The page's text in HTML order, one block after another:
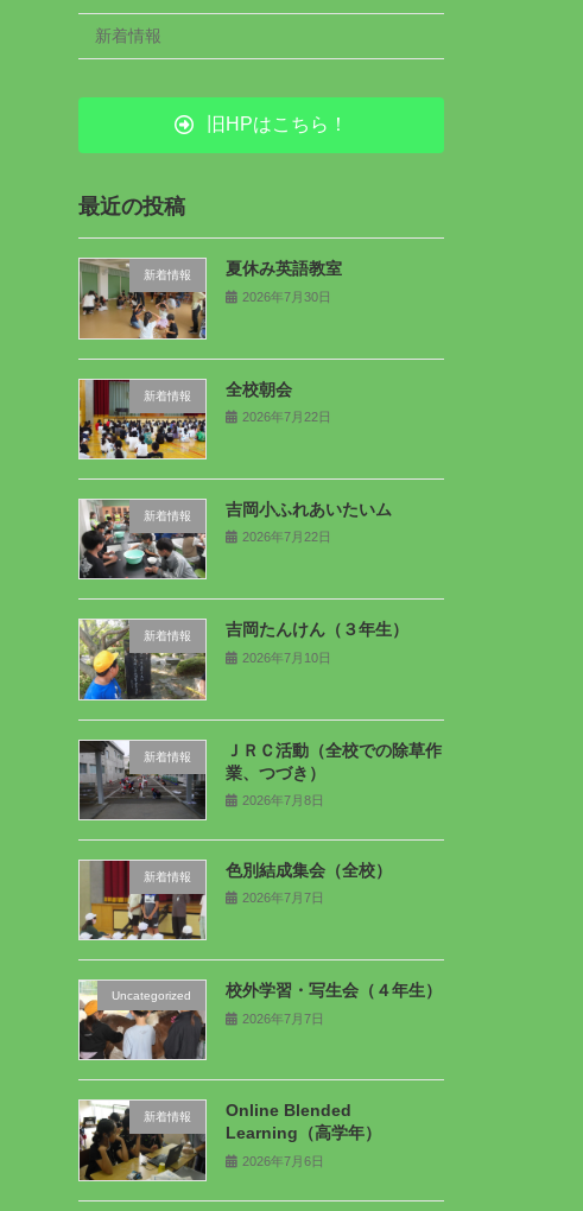
新着情報
旧HPはこちら！
最近の投稿
新着情報 夏休み英語教室
2026年7月30日
新着情報 全校朝会
2026年7月22日
新着情報 吉岡小ふれあいたいム
2026年7月22日
新着情報 吉岡たんけん（３年生）
2026年7月10日
新着情報
ＪＲＣ活動（全校での除草作
業、つづき）
2026年7月8日
新着情報 色別結成集会（全校）
2026年7月7日
Uncategorized 校外学習・写生会（４年生）
2026年7月7日
新着情報
Online Blended
Learning（高学年）
2026年7月6日